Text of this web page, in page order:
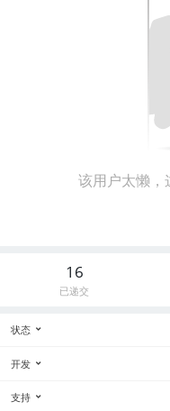
该用户太懒
16
已递交
状态
开发
支持